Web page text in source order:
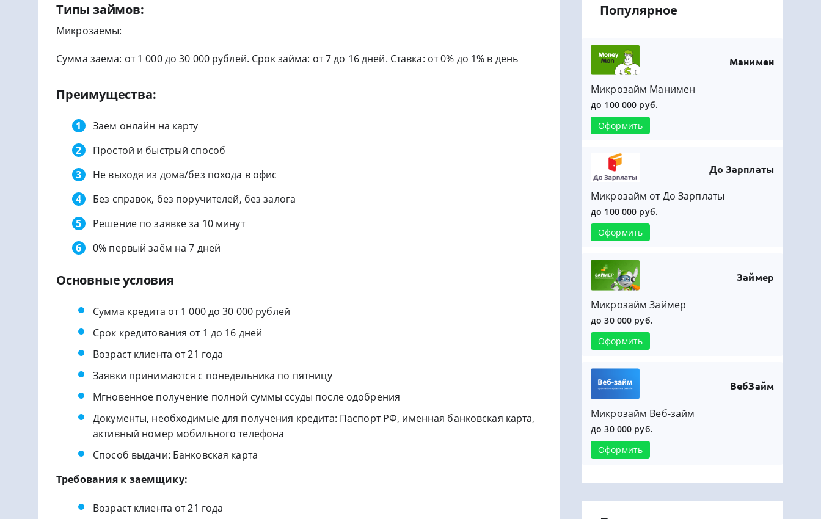
Типы займов:
Микрозаемы:
Сумма заема: от 1 000 до 30 000 рублей. Срок займа: от 7 до 16 дней. Ставка: от 0% до 1% в день
Преимущества:
Заем онлайн на карту
Простой и быстрый способ
Не выходя из дома/без похода в офис
Без справок, без поручителей, без залога
Решение по заявке за 10 минут
0% первый заём на 7 дней
Основные условия
Сумма кредита от 1 000 до 30 000 рублей
Срок кредитования от 1 до 16 дней
Возраст клиента от 21 года
Заявки принимаются с понедельника по пятницу
Мгновенное получение полной суммы ссуды после одобрения
Документы, необходимые для получения кредита: Паспорт РФ, именная банковская карта,
активный номер мобильного телефона
Способ выдачи: Банковская карта
Требования к заемщику:
Возраст клиента от 21 года
Популярное
Манимен
Микрозайм Манимен
до 100 000 руб.
Оформить
До Зарплаты
Микрозайм от До Зарплаты
до 100 000 руб.
Оформить
Займер
Микрозайм Займер
до 30 000 руб.
Оформить
ВебЗайм
Микрозайм Веб-займ
до 30 000 руб.
Оформить